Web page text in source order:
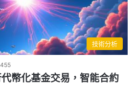
技術分析
455
幣化基金交易，智能合約